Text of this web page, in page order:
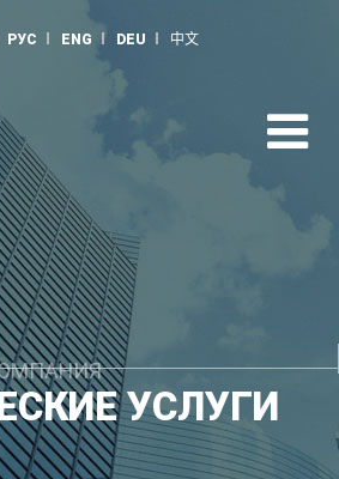
РУС ENG DEU 中文
УСЛУГИ